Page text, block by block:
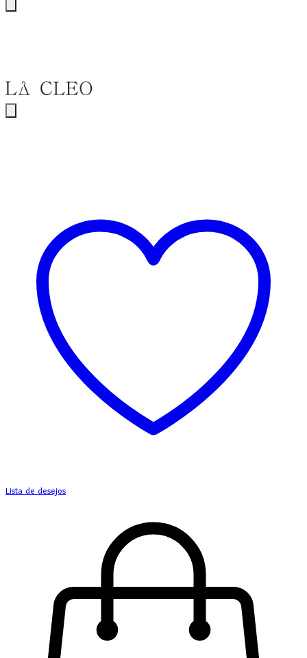
Lista de desejos